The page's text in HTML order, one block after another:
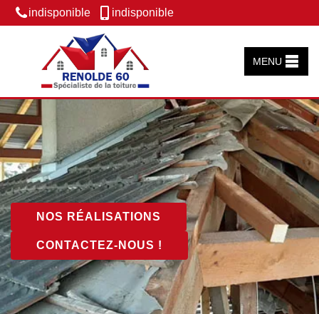
indisponible indisponible
MENU
NOS RÉALISATIONS
CONTACTEZ-NOUS !